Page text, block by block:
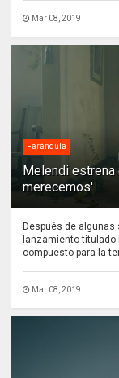
Mar 08, 2019
Farándula
Melendi
merecemos'
Después de
lanzamiento titulado
compuesto para la
Mar 08, 2019